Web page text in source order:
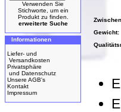
Verwenden Sie
Stichworte, um ein
Produkt zu finden.
erweiterte Suche
Informationen
Liefer- und
Versandkosten
Privatsphäre
und Datenschutz
Unsere AGB's
Kontakt
Impressum
Gewicht: